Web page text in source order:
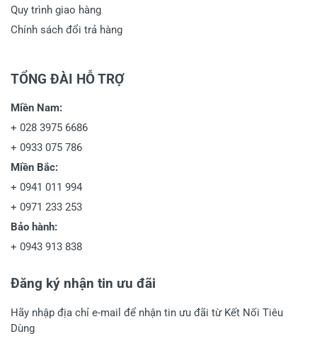
Quy trình giao hàng
Chính sách đổi trả hàng
TỔNG ĐÀI HỖ TRỢ
Miền Nam:
+ 028 3975 6686
+ 0933 075 786
Miền Bắc:
+ 0941 011 994
+ 0971 233 253
Bảo hành:
+ 0943 913 838
Đăng ký nhận tin ưu đãi
Hãy nhập địa chỉ e-mail để nhận tin ưu đãi từ Kết Nối Tiêu
Dùng